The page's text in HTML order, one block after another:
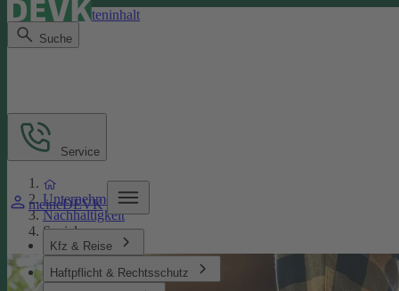
Direkt zum Seiteninhalt
Suche
meineDEVK
Kfz & Reise
Haftpflicht & Rechtsschutz
Service
Unternehmen
Nachhaltigkeit
Soziales